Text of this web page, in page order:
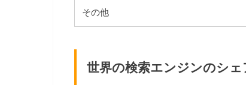
その他
世界の検索エンジンのシェ